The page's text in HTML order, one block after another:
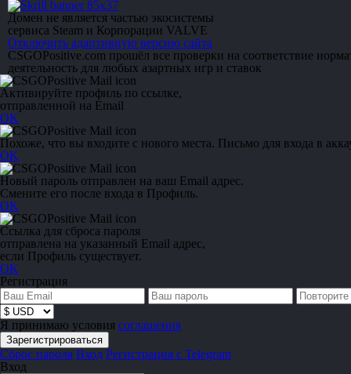
Домен не является частью экосистемы
сервиса Steam и Корпорации VALVE
Отключить адаптивную версию сайта
CSGOPositive.com прошёл все проверки на соответствие
деятельность для любых азартных игр и ставок
Активируйте профиль по ссылке,
отправленной на Email
OK
Похоже, что вы входите с нового места. Письмо для входа в
OK
Новый пароль отправлен на ваш Email адрес.
Смените его после входа в Профиль.
OK
Ссылка для сброса пароля
отправлена на указанный Email адрес,
если Профиль существует.
OK
Регистрация
Я принимаю условия соглашения
Сброс пароля Вход Регистрация с Telegram
Вход